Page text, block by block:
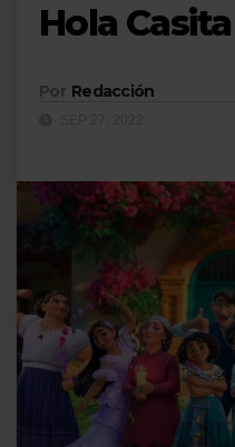
Hola Casita
Por Redacción